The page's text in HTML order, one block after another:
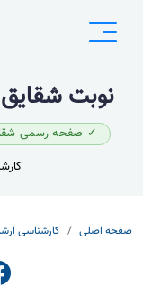
نوبت
✓ صفحه رسمی
صفحه اصلی کارشناسی